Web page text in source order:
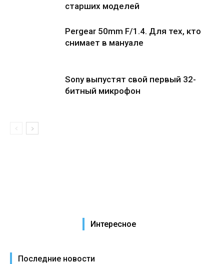
старших моделей
Pergear 50mm F/1.4. Для тех, кто
снимает в мануале
Sony выпустят свой первый 32-
битный микрофон
Интересное
Последние новости